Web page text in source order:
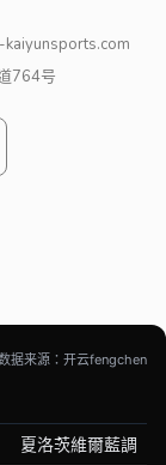
kaiyunsports.com
764号
据来源：开云fengchen
夏洛茨維爾藍調